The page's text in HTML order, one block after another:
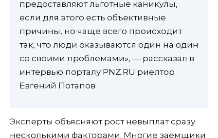
предоставляют льготные каникулы,
если для этого есть объективные
причины, но чаще всего происходит
так, что люди оказываются один на один
со своими проблемами», — рассказал в
интервью порталу PNZ.RU риелтор
Евгений Потапов.
Эксперты объясняют рост невыплат сразу
несколькими факторами. Многие заемщики